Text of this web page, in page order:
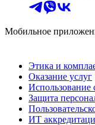
Мобильное
Этика и
Оказание услуг
Использование
Защита
ИТ